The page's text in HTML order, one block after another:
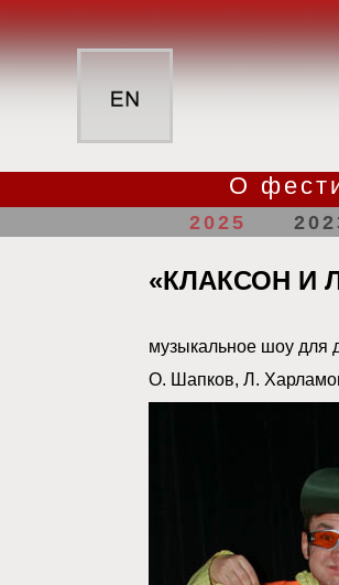
О
2025
«КЛАКСОН И
музыкальное шоу для
О. Шапков, Л.